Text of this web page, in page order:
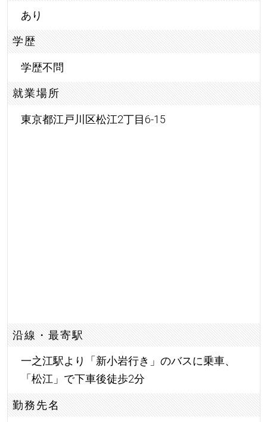
あり
学歴
学歴不問
就業場所
東京都江戸川区松江2丁目6-15
沿線・最寄駅
一之江駅より「新小岩行き」のバスに乗車、
「松江」で下車後徒歩2分
勤務先名